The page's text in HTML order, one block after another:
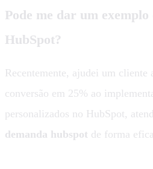
Pode me dar um exemplo
HubSpot?
Recentemente, ajudei um cliente
conversão em 25% ao
personalizados no HubSpot,
demanda hubspot de forma